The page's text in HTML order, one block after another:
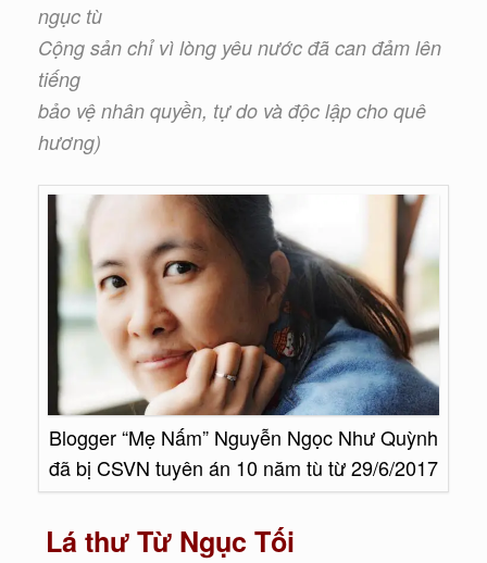
ngục tù
Cộng sản chỉ vì lòng yêu nước đã can đảm lên
tiếng
bảo vệ nhân quyền, tự do và độc lập cho quê
hương)
Blogger “Mẹ Nấm” Nguyễn Ngọc Như Quỳnh
đã bị CSVN tuyên án 10 năm tù từ 29/6/2017
Lá thư Từ Ngục Tối